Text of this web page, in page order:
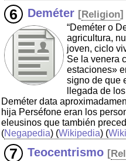
Deméter [Religion]
“Deméter o
agricultura,
joven, ciclo
Se la venera
estaciones»
signo de que
llegada de
Deméter data
hija Perséfone eran los
eleusinos que también
(Negapedia) (Wikipedia) (
Teocentrismo [